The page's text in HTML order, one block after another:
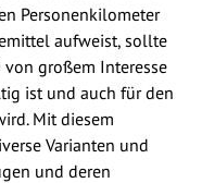
Personenkilometer
aufweist, sollte
von großem Interesse
ist und auch für den
Mit diesem
Varianten und
und deren